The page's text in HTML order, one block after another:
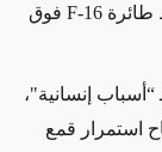
طائرة
فوق
إنسانية"،
استمرار قمع